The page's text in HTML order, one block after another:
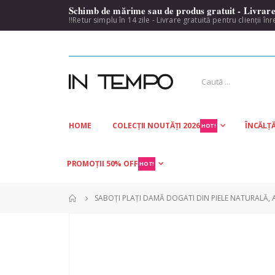
Schimb de mărime sau de produs gratuit -
!!Retur simplu în 14 zile - Livrare gratuită pentru clienții
HOME COLECȚII NOUTĂȚI 2026HOT!
PROMOȚII 50% OFF HOT!
SABOȚI PLAȚI DAMĂ DOGATI DIN PIELE